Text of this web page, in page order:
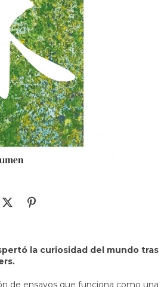
la curiosidad del mundo tras
de ensayos que funciona como una